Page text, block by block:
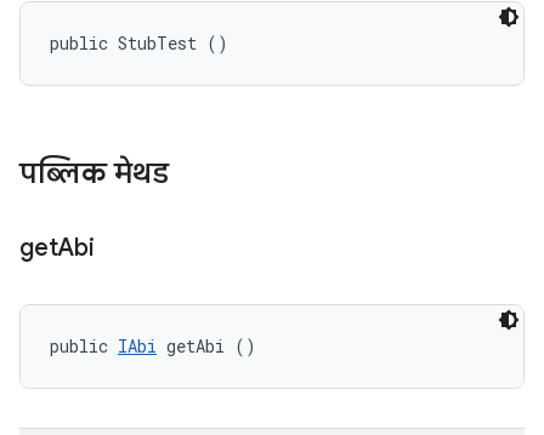
public StubTest ()
पब्लिक मेथड
getAbi
public IAbi getAbi ()